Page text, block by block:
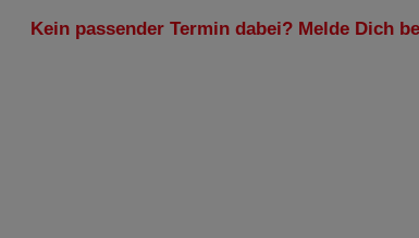
Kein passender Termin dabei? Melde Dich